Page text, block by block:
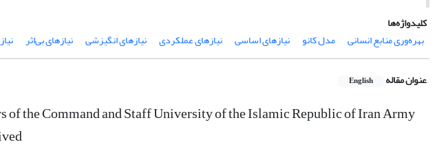
کلیدواژه‌ها
بهره‌وری منابع انسانی
مدل کانو نیازهای اساسی نیازهای عملکردی نیازهای انگیزشی نیازهای بی‌اثر
عنوان مقاله English
the Command and Staff University of the Islamic Republic of Iran Army